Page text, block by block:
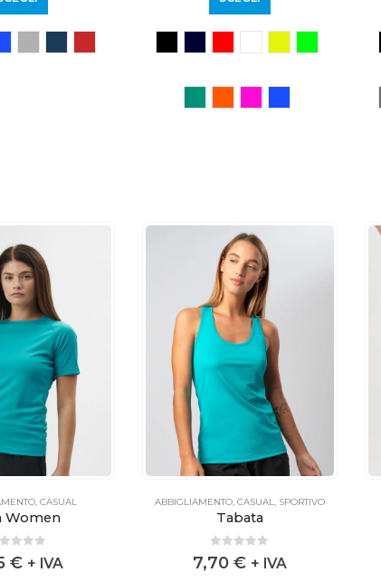
, CASUAL
Women
€ + IVA
ABBIGLIAMENTO,CASUAL, SPORTIVO
Tabata
7,70€ + IVA